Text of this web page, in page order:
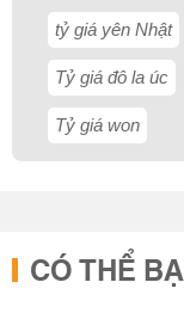
tỷ giá yên Nhật
Tỷ giá đô la úc
Tỷ giá won
CÓ THỂ